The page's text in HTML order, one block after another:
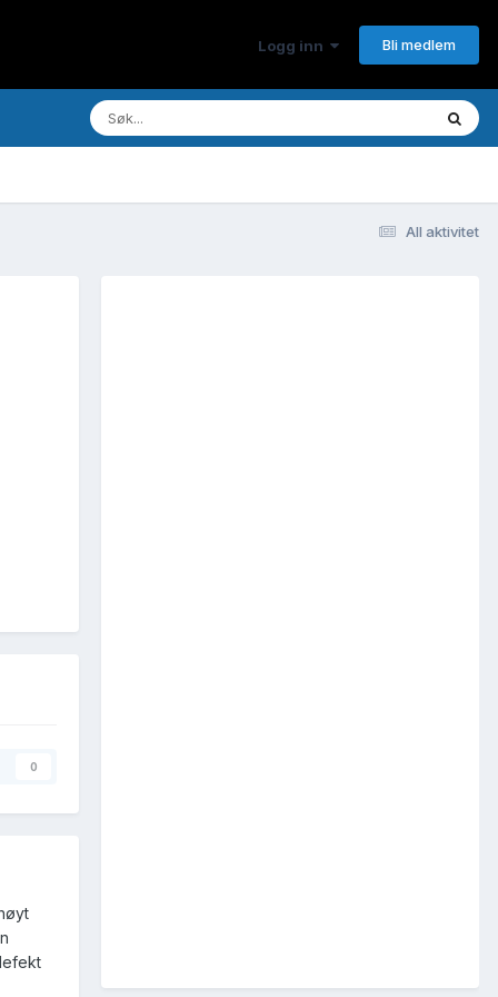
Logg inn Bli medlem
All aktivitet
0